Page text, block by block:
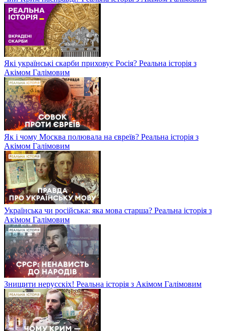
Які українські скарби приховує Росія? Реальна історія з
Акімом Галімовим
Як і чому Москва полювала на євреїв? Реальна історія з
Акімом Галімовим
Українська чи російська: яка мова старша? Реальна історія з
Акімом Галімовим
Знищити нерусскіх! Реальна історія з Акімом Галімовим